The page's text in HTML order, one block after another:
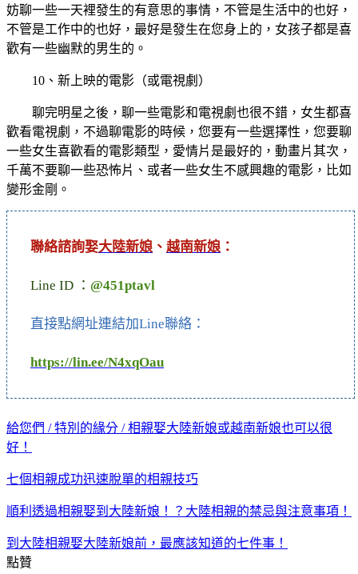
妨聊一些一天裡發生的有意思的事情，不管是生活中的也好，
不管是工作中的也好，最好是發生在您身上的，女孩子都是喜
歡有一些幽默的男生的。
10、新上映的電影（或電視劇）
聊完明星之後，聊一些電影和電視劇也很不錯，女生都喜
歡看電視劇，不過聊電影的時候，您要有一些選擇性，您要聊
一些女生喜歡看的電影類型，愛情片是最好的，動畫片其次，
千萬不要聊一些恐怖片、或者一些女生不感興趣的電影，比如
變形金剛。
聯絡諮詢娶大陸新娘 、 越南新娘 ：
Line ID ： @451ptavl
直接點網址連結加Line聯絡：
https://lin.ee/N4xqOau
給您們 / 特別的緣分 / 相親娶大陸新娘或越南新娘也可以很
好！
七個相親成功迅速脫單的相親技巧
順利透過相親娶到大陸新娘！？大陸相親的禁忌與注意事項！
到大陸相親娶大陸新娘前，最應該知道的七件事！
點贊